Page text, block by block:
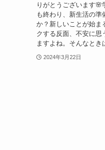
りがとうございます
も終わり、新生活の準
か？新しいことが始ま
クする反面、不安に思
ますよね。そんなとき
2024年3月22日